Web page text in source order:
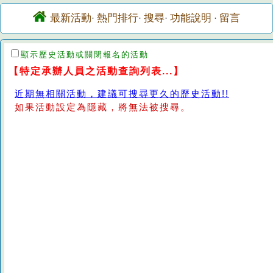
最新活動· 熱門排行· 搜尋· 功能說明 · 留言
顯示歷史活動或關閉報名的活動
【特定承辦人員之活動查詢列表...】
近期無相關活動，建議可搜尋更久的歷史活動!!
如果活動設定為隱藏，將無法被搜尋。